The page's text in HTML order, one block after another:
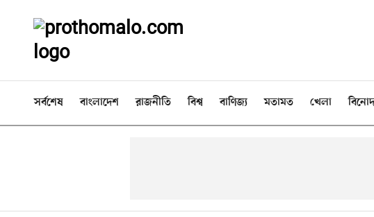
সর্বশেষ বাংলাদেশ রাজনীতি বিশ্ব বাণিজ্য মতামত খেলা